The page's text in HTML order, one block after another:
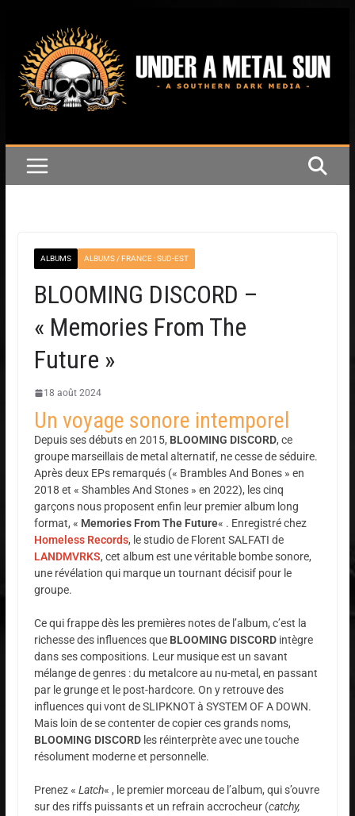
ALBUMS ALBUMS / FRANCE : SUD-EST
BLOOMING DISCORD –
« Memories From The
Future »
18 août 2024
Un voyage sonore intemporel
Depuis ses débuts en 2015, BLOOMING DISCORD, ce
groupe marseillais de metal alternatif, ne cesse de séduire.
Après deux EPs remarqués (« Brambles And Bones » en
2018 et « Shambles And Stones » en 2022), les cinq
garçons nous proposent enfin leur premier album long
format, « Memories From The Future« . Enregistré chez
Homeless Records, le studio de Florent SALFATI de
LANDMVRKS, cet album est une véritable bombe sonore,
une révélation qui marque un tournant décisif pour le
groupe.
Ce qui frappe dès les premières notes de l’album, c’est la
richesse des influences que BLOOMING DISCORDintègre
dans ses compositions. Leur musique est un savant
mélange de genres : du metalcore au nu-metal, en passant
par le grunge et le post-hardcore. On y retrouve des
influences qui vont de SLIPKNOT à SYSTEM OF A DOWN.
Mais loin de se contenter de copier ces grands noms,
BLOOMING DISCORDles réinterprète avec une touche
résolument moderne et personnelle.
Prenez « Latch« , le premier morceau de l’album, qui s’ouvre
sur des riffs puissants et un refrain accrocheur (catchy,